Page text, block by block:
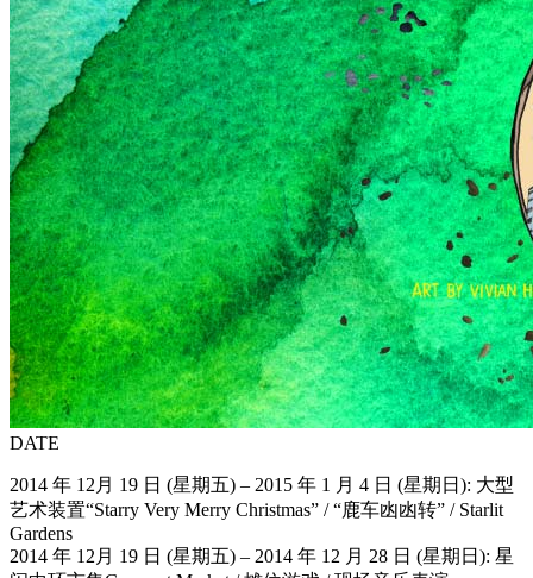
DATE
2014 年 12月 19 日 (星期五) – 2015 年 1 月 4 日 (星期日): 大型
艺术装置“Starry Very Merry Christmas” / “鹿车凼凼转” / Starlit
Gardens
2014 年 12月 19 日 (星期五) – 2014 年 12 月 28 日 (星期日): 星